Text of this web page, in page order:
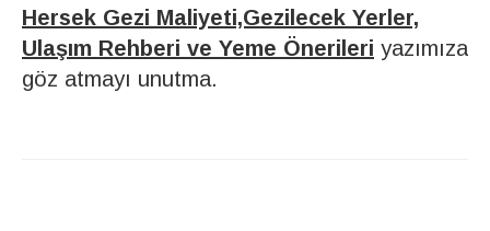
Hersek Gezi Maliyeti,Gezilecek Yerler,
Ulaşım Rehberi ve Yeme Önerileri yazımıza
göz atmayı unutma.